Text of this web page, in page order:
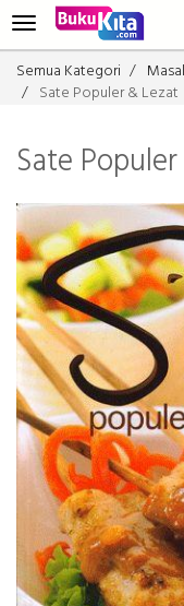
Semua Kategori
Sate Populer & Lezat
Sate